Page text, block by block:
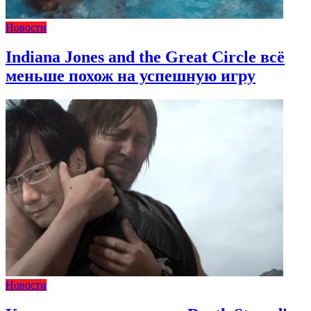
Новости
Indiana Jones and the Great Circle всё
меньше похож на успешную игру
Новости